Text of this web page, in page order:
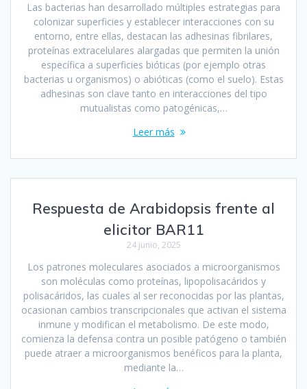
Las bacterias han desarrollado múltiples estrategias para
colonizar superficies y establecer interacciones con su
entorno, entre ellas, destacan las adhesinas fibrilares,
proteínas extracelulares alargadas que permiten la unión
específica a superficies bióticas (por ejemplo otras
bacterias u organismos) o abióticas (como el suelo). Estas
adhesinas son clave tanto en interacciones del tipo
mutualistas como patogénicas,…
Leer más
Respuesta de Arabidopsis frente al
elicitor BAR11
24 junio, 2025
Los patrones moleculares asociados a microorganismos
son moléculas como proteínas, lipopolisacáridos y
polisacáridos, las cuales al ser reconocidas por las plantas,
ocasionan cambios transcripcionales que activan el sistema
inmune y modifican el metabolismo. De este modo,
comienza la defensa contra un posible patógeno o también
puede atraer a microorganismos benéficos para la planta,
mediante la…